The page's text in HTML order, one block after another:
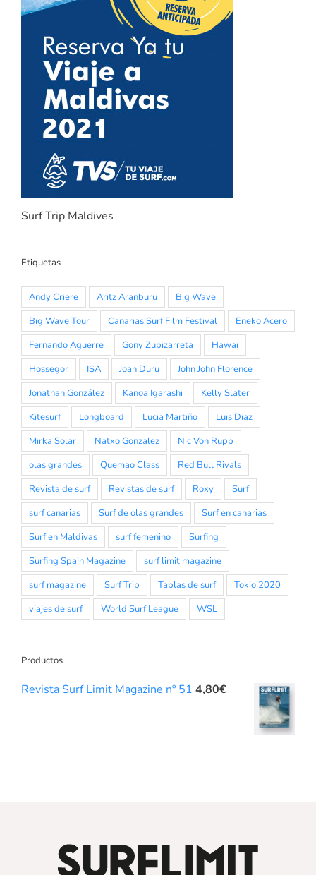
Surf Trip Maldives
Etiquetas
Andy Criere Aritz Aranburu
Big Wave
Big Wave Tour
Canarias Surf Film Festival
Eneko Acero
Fernando Aguerre
Gony Zubizarreta
Hawai
Hossegor
ISA Joan Duru
John John Florence
Jonathan González
Kanoa Igarashi
Kelly Slater
Kitesurf
Longboard Lucia Martiño
Luis Diaz
Mirka Solar
Natxo Gonzalez
Nic Von Rupp
olas grandes
Quemao Class
Red Bull Rivals
Revista de surf
Revistas de surf Roxy
Surf
surf canarias
Surf de olas grandes
Surf en canarias
Surf en Maldivas
surf femenino
Surfing
Surfing Spain Magazine
surf limit magazine
surf magazine
Surf Trip Tablas de surf
Tokio 2020
viajes de surf
World Surf League WSL
Productos
Revista Surf Limit Magazine nº 51 4,80€